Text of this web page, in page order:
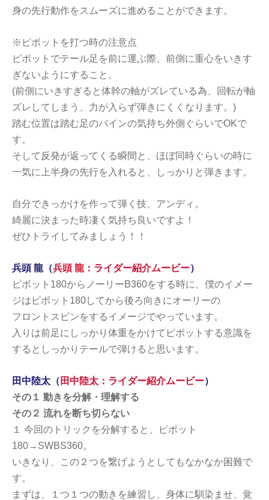
身の先行動作をスムーズに進めることができます。
※ピボットを打つ時の注意点
ピボットでテール足を前に運ぶ際、前側に重心をいきす
ぎないようにすること。
(前側にいきすぎると体幹の軸がズレている為、回転が軸
ズレしてしまう、力が入らず弾きにくくなります。)
踏む位置は踏む足のバインの気持ち外側ぐらいでOKで
す。
そして反発が返ってくる瞬間と、ほぼ同時ぐらいの時に
一気に上半身の先行を入れると、しっかりと弾きます。
自分できっかけを作って弾く技、アンディ。
綺麗に決まった時凄く気持ち良いですよ！
ぜひトライしてみましょう！！
兵頭 龍（兵頭 龍：ライダー紹介ムービー）
ピボット180からノーリーB360をする時に、僕のイメー
ジはピボット180してから後ろ向きにオーリーの
フロントスピンをするイメージでやっています。
入りは前足にしっかり体重をかけてピボットする意識を
するとしっかりテールで弾けると思います。
田中陸太（ 田中陸太：ライダー紹介ムービー）
その１ 動きを分解・理解する
その２ 流れを断ち切らない
１ 今回のトリックを分解すると、ピボット
180→SWBS360。
いきなり、この２つを繋げようとしてもなかなか困難で
す。
まずは、１つ１つの動きを練習し、身体に馴染ませ、覚